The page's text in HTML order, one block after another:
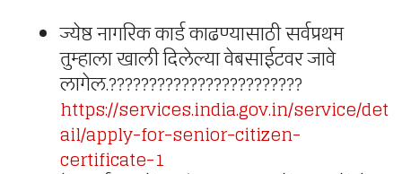
ज्येष्ठ नागरिक कार्ड काढण्यासाठी सर्वप्रथम
तुम्हाला खाली दिलेल्या वेबसाईटवर जावे
लागेल.????????????????????????
https://services.india.gov.in/service/det
ail/apply-for-senior-citizen-
certificate-1